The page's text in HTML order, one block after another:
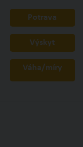
Potrava
Výskyt
Váha/míry